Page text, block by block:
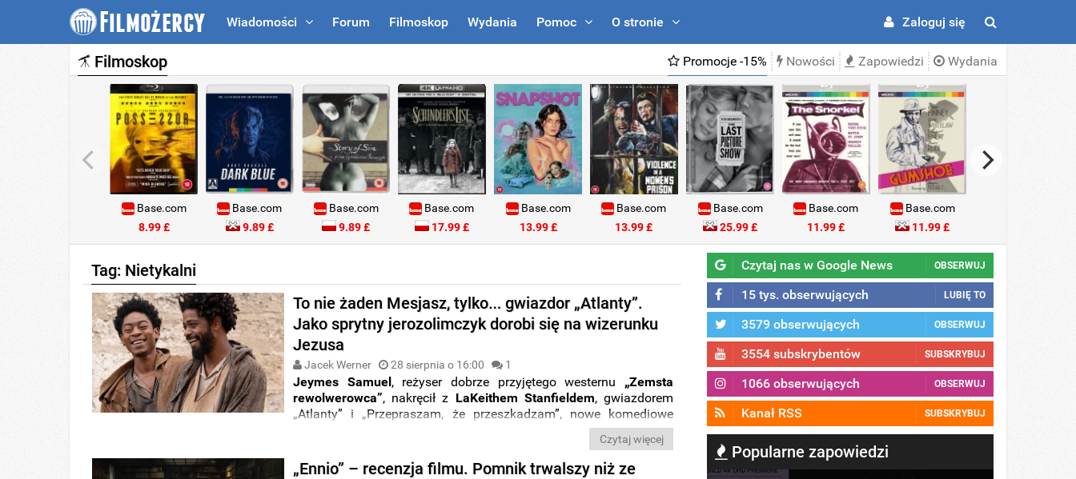
Wiadomości Forum Filmoskop Wydania Pomoc O stronie Zaloguj się
Filmoskop Promocje -15% Nowości Zapowiedzi Wydania
Base.com
8.99 £
Base.com
9.89 £
Base.com
9.89 £
Base.com
17.99 £
Base.com
13.99 £
Base.com
13.99 £
Base.com
25.99 £
Base.com
11.99 £
Base.com
11.99 £
Tag: Nietykalni
To nie żaden Mesjasz, tylko… gwiazdor „Atlanty”.
Jako sprytny jerozolimczyk dorobi się na wizerunku
Jezusa
Jacek Werner 28 sierpnia o 16:00 1
Jeymes Samuel, reżyser dobrze przyjętego westernu „Zemsta
rewolwerowca”, nakręcił z LaKeithem Stanfieldem, gwiazdorem
„Atlanty” i „Przepraszam, że przeszkadzam”, nowe komediowe
„The Book of Clarence”
klasycznych hollywoodzkich eposów
osadzonych w czasach biblijnych.Rzućcie okiem na pierwsze
Czytaj więcej
„Ennio” – recenzja filmu. Pomnik trwalszy niż ze
Czytaj nas w Google News OBSERWUJ
15 tys. obserwujących LUBIĘ TO
3579 obserwujących OBSERWUJ
3554 subskrybentów SUBSKRYBUJ
1066 obserwujących OBSERWUJ
Kanał RSS SUBSKRYBUJ
Popularne zapowiedzi